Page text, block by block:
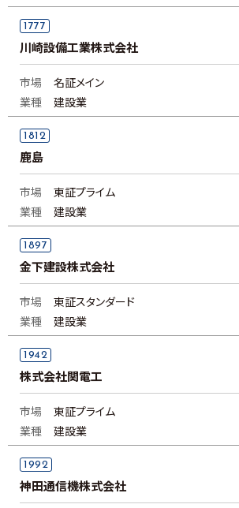
1777
川崎設備工業株式会社
市場
名証メイン
業種
建設業
1812
鹿島
市場
東証プライム
業種
建設業
1897
金下建設株式会社
市場
東証スタンダード
業種
建設業
1942
株式会社関電工
市場
東証プライム
業種
建設業
1992
神田通信機株式会社